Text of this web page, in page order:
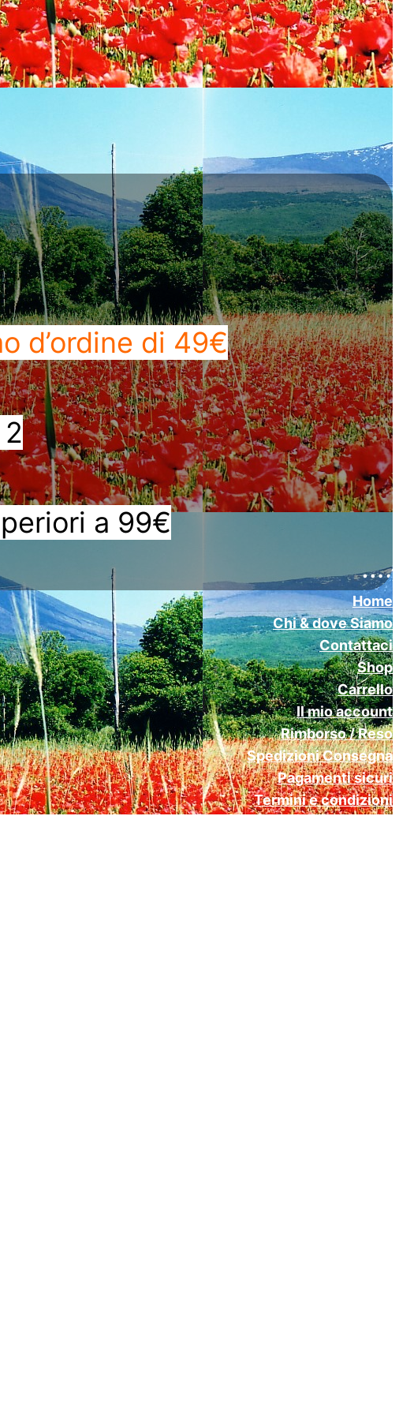
d’ordine di 49€
a 99€
….
Home
Chi & dove Siamo
Contattaci
Shop
Carrello
Il mio account
Rimborso / Reso
Spedizioni Consegna
Pagamenti sicuri
Termini e condizioni